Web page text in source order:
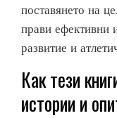
поставянето на
прави ефективни
развитие и
Как тези
истории и